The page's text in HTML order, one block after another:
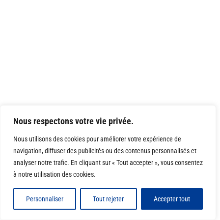
Nous respectons votre vie privée.
Nous utilisons des cookies pour améliorer votre expérience de
navigation, diffuser des publicités ou des contenus personnalisés et
analyser notre trafic. En cliquant sur « Tout accepter », vous consentez
à notre utilisation des cookies.
Personnaliser Tout rejeter Accepter tout